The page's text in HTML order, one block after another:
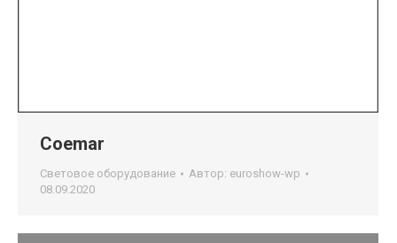
Coemar
Световое оборудование Автор: euroshow-wp
08.09.2020